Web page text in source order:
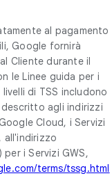
al pagamento
Google fornirà
Cliente durante il
le Linee guida per i
di TSS includono
agli indirizzi
Cloud, i Servizi
all'indirizzo
i Servizi GWS,
terms/tssg.html